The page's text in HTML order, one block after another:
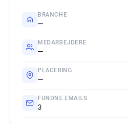
BRANCHE
—
MEDARBEJDERE
—
PLACERING
—
FUNDNE EMAILS
3